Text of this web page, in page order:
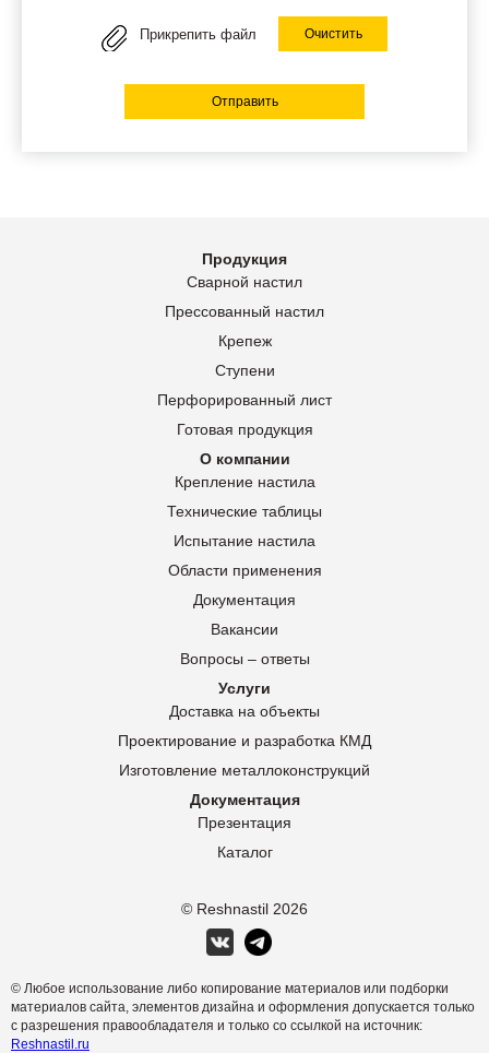
Прикрепить файл Очистить
Отправить
© Reshnastil 2026
Продукция
Сварной настил
Прессованный настил
Крепеж
Ступени
Перфорированный лист
Готовая продукция
О компании
Крепление настила
Технические таблицы
Испытание настила
Области применения
Документация
Вакансии
Вопросы – ответы
Услуги
Доставка на объекты
Проектирование и разработка КМД
Изготовление металлоконструкций
Документация
Презентация
Каталог
© Любое использование либо копирование материалов или подборки
материалов сайта, элементов дизайна и оформления допускается только
с разрешения правообладателя и только со ссылкой на источник:
Reshnastil.ru